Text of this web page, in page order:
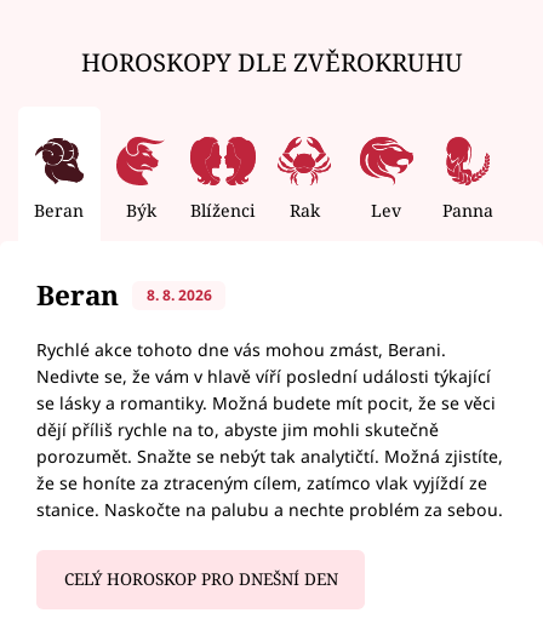
HOROSKOPY DLE ZVĚROKRUHU
Beran Býk Blíženci Rak Lev Panna
Beran 8. 8. 2026
Rychlé akce tohoto dne vás mohou zmást, Berani.
Nedivte se, že vám v hlavě víří poslední události týkající
se lásky a romantiky. Možná budete mít pocit, že se věci
dějí příliš rychle na to, abyste jim mohli skutečně
porozumět. Snažte se nebýt tak analytičtí. Možná zjistíte,
že se honíte za ztraceným cílem, zatímco vlak vyjíždí ze
stanice. Naskočte na palubu a nechte problém za sebou.
CELÝ HOROSKOP PRO DNEŠNÍ DEN